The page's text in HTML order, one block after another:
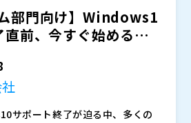
部門向け】Windows1
前、今すぐ始めるWin
サポート終了が迫る中、多くの